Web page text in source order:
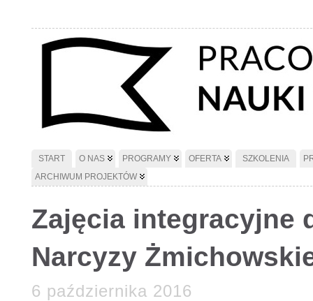
START O NAS PROGRAMY OFERTA SZKOLENIA
ARCHIWUM PROJEKTÓW
Zajęcia integracyjne
Narcyzy
6 października 2016